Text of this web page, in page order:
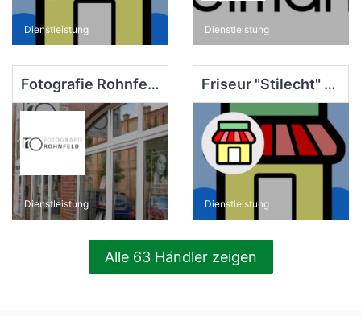
Dienstleistung Dienstleistung
Fotografie Rohnfeld
Dienstleistung
Friseur "Stilecht" Mansion-Walter GbR
Dienstleistung
Alle 63 Händler zeigen